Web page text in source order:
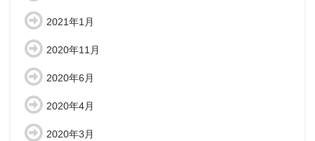
2021年1月
2020年11月
2020年6月
2020年4月
2020年3月